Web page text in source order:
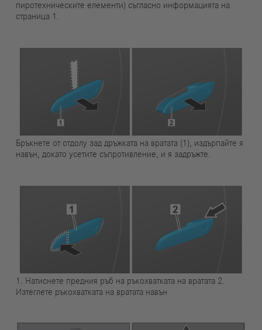
пиротехническите елементи) съгласно информацията на
страница 1.
Бръкнете от отдолу зад дръжката на вратата (1), издърпайте я
навън, докато усетите съпротивление, и я задръжте.
1. Натиснете предния ръб на ръкохватката на вратата 2.
Изтеглете ръкохватката на вратата навън